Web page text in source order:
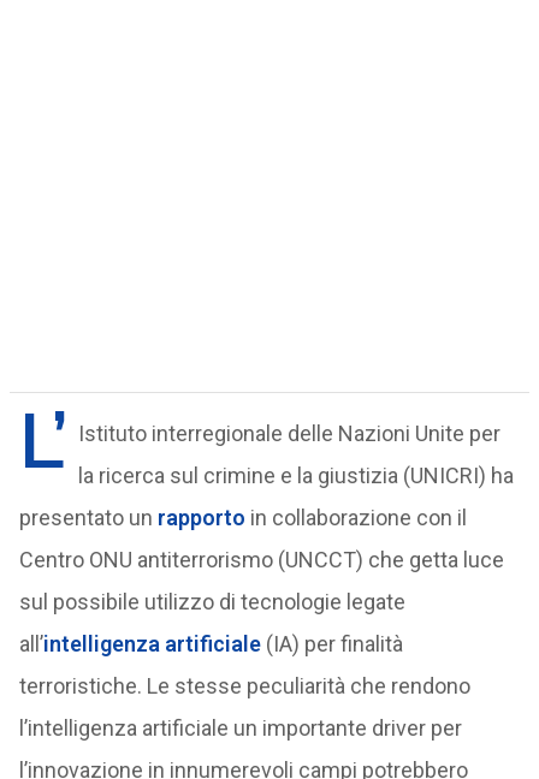
L’
Istituto interregionale delle Nazioni Unite per
la ricerca sul crimine e la giustizia (UNICRI) ha
presentato un rapporto in collaborazione con il
Centro ONU antiterrorismo (UNCCT) che getta luce
sul possibile utilizzo di tecnologie legate
all’intelligenza artificiale(IA) per finalità
terroristiche. Le stesse peculiarità che rendono
l’intelligenza artificiale un importante driver per
l’innovazione in innumerevoli campi potrebbero